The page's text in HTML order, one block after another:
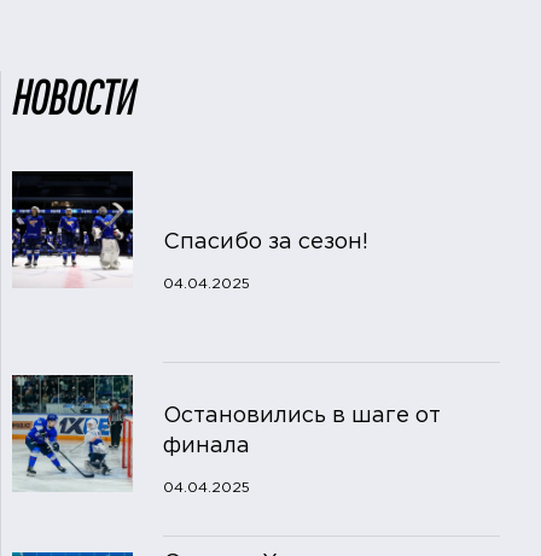
НОВОСТИ
Спасибо за сезон!
04.04.2025
Остановились в шаге от
финала
04.04.2025